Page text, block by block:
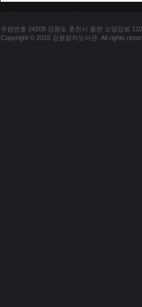
우편번호 24209 강원도 춘천시 동면 소양강로
Copyright © 2015 강원점자도서관. All rights